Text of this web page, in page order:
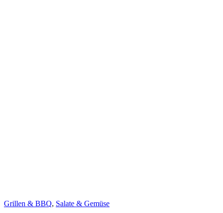
Grillen & BBQ, Salate & Gemüse